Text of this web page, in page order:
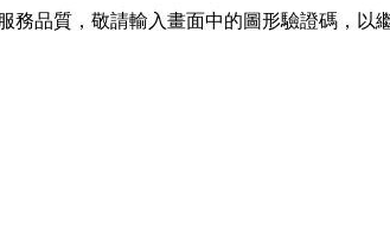
務品質，敬請輸入畫面中的圖形驗證碼，以